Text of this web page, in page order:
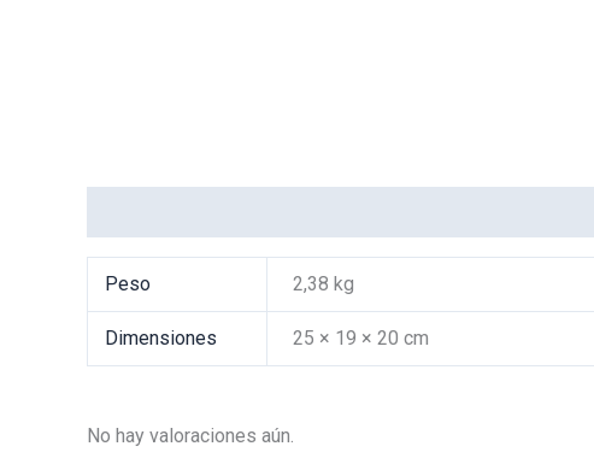
Peso 2,38 kg
Dimensiones 25 × 19 × 20 cm
No hay valoraciones aún.